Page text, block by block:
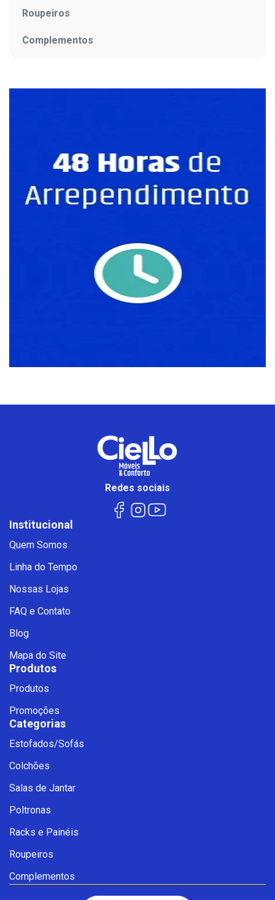
Roupeiros
Complementos
Redes sociais
Institucional
Quem Somos
Linha do Tempo
Nossas Lojas
FAQ e Contato
Blog
Mapa do Site
Produtos
Produtos
Promoções
Categorias
Estofados/Sofás
Colchões
Salas de Jantar
Poltronas
Racks e Painéis
Roupeiros
Complementos